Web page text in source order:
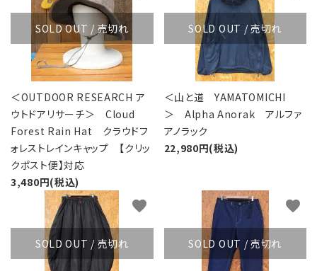
SOLD OUT / 売切れ
＜OUTDOOR RESEARCH ア
ウトドアリサーチ＞ Cloud
Forest Rain Hat クラウドフ
ォレストレインキャップ 【クリッ
クポスト便】対応
3,480円(税込)
SOLD OUT / 売切れ
＜山と道 YAMATOMICHI
＞ Alpha Anorak アルファ
アノラック
22,980円(税込)
SOLD OUT / 売切れ
favorite
SOLD OUT / 売切れ
favorite